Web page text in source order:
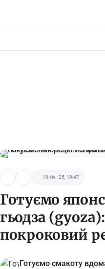
10 січ. '25, 19:47
Готуємо
гьодза (gyoza):
покроковий
Готуємо смакоту